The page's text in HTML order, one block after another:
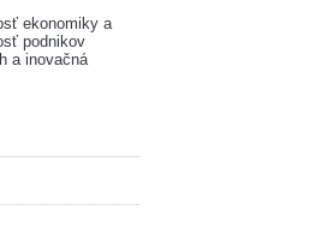
ekonomiky a
podnikov
a inovačná